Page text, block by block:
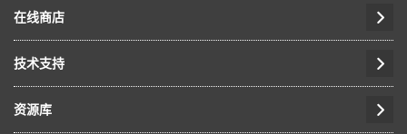
在线商店
技术支持
资源库